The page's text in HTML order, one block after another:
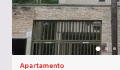
Apartamento